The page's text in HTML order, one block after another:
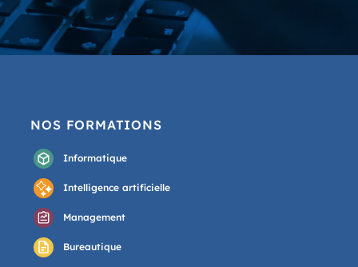
NOS FORMATIONS
Informatique
Intelligence artificielle
Management
Bureautique